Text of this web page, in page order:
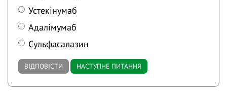
Устекінумаб
Адалімумаб
Сульфасалазин
ВІДПОВІСТИ НАСТУПНЕ ПИТАННЯ